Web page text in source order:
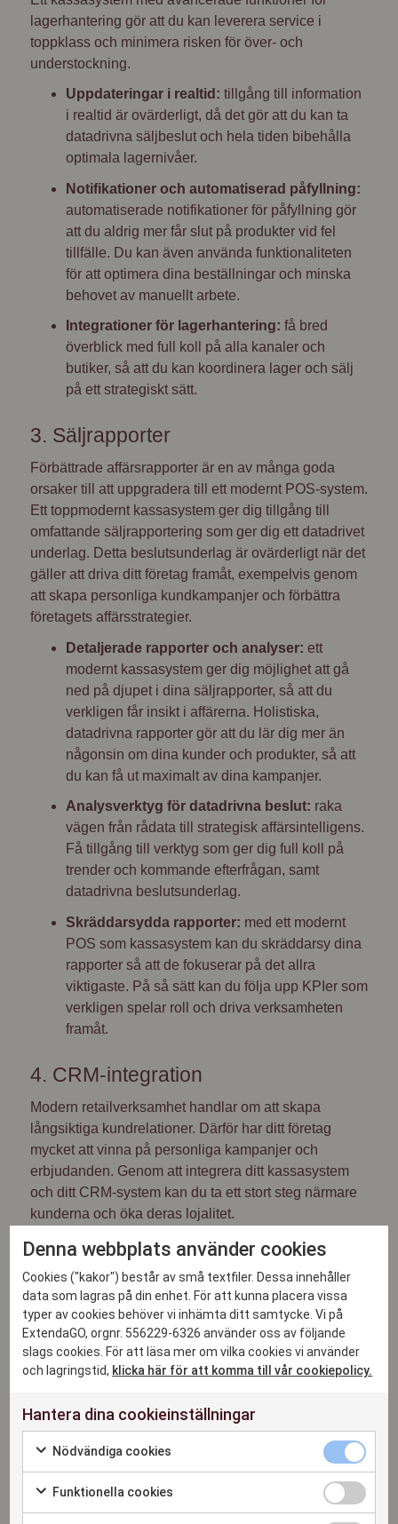
lagerhantering gör att du kan leverera service i
toppklass och minimera risken för över- och
understockning.
Uppdateringar i realtid: tillgång till information
i realtid är ovärderligt, då det gör att du kan ta
datadrivna säljbeslut och hela tiden bibehålla
optimala lagernivåer.
Notifikationer och automatiserad påfyllning:
automatiserade notifikationer för påfyllning gör
att du aldrig mer får slut på produkter vid fel
tillfälle. Du kan även använda funktionaliteten
för att optimera dina beställningar och minska
behovet av manuellt arbete.
Integrationer för lagerhantering: få bred
överblick med full koll på alla kanaler och
butiker, så att du kan koordinera lager och sälj
på ett strategiskt sätt.
3. Säljrapporter
Förbättrade affärsrapporter är en av många goda
orsaker till att uppgradera till ett modernt POS-system.
Ett toppmodernt kassasystem ger dig tillgång till
omfattande säljrapportering som ger dig ett datadrivet
underlag. Detta beslutsunderlag är ovärderligt när det
gäller att driva ditt företag framåt, exempelvis genom
att skapa personliga kundkampanjer och förbättra
företagets affärsstrategier.
Detaljerade rapporter och analyser: ett
modernt kassasystem ger dig möjlighet att gå
ned på djupet i dina säljrapporter, så att du
verkligen får insikt i affärerna. Holistiska,
datadrivna rapporter gör att du lär dig mer än
någonsin om dina kunder och produkter, så att
du kan få ut maximalt av dina kampanjer.
Analysverktyg för datadrivna beslut: raka
vägen från rådata till strategisk affärsintelligens.
Få tillgång till verktyg som ger dig full koll på
trender och kommande efterfrågan, samt
datadrivna beslutsunderlag.
Skräddarsydda rapporter: med ett modernt
POS som kassasystem kan du skräddarsy dina
rapporter så att de fokuserar på det allra
viktigaste. På så sätt kan du följa upp KPIer som
verkligen spelar roll och driva verksamheten
framåt.
4. CRM-integration
Modern retailverksamhet handlar om att skapa
långsiktiga kundrelationer. Därför har ditt företag
mycket att vinna på personliga kampanjer och
erbjudanden. Genom att integrera ditt kassasystem
och ditt CRM-system kan du ta ett stort steg närmare
kunderna och öka deras lojalitet.
Använd din kunddata för att skapa
lösning ger dig tillgång till massvis av nyttig
data, exempelvis köphistorik, preferenser och
kontaktinformation. Företag med all
kundinformation på samma plats har bättre
möjlighet att erbjuda personlig service, belöna
kommunikation.
Lojalitetsprogram och riktad
gör dina lojalitetsprogram
bättre än någonsin tidigare genom att engagera
dina kunder och uppmuntra till nya köp.
Denna webbplats använder cookies
Cookies ("kakor") består av små textfiler. Dessa innehåller
data som lagras på din enhet. För att kunna placera vissa
typer av cookies behöver vi inhämta ditt samtycke. Vi på
ExtendaGO, orgnr. 556229-6326 använder oss av följande
slags cookies. För att läsa mer om vilka cookies vi använder
och lagringstid, klicka här för att komma till vår cookiepolicy.
Hantera dina cookieinställningar
Nödvändiga cookies
Funktionella cookies